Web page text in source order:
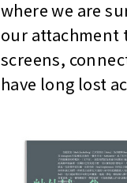
where we are
our attachment
screens,
have long lost